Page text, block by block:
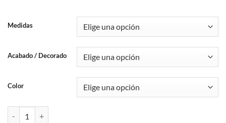
Medidas
Acabado / Decorado
Color